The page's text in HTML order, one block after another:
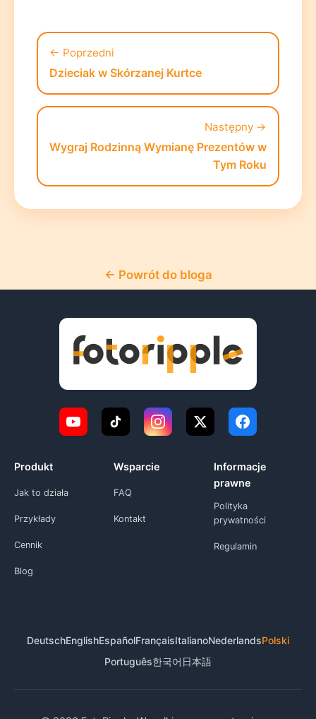
← Poprzedni
Dzieciak w Skórzanej Kurtce
Następny →
Wygraj Rodzinną Wymianę Prezentów w
Tym Roku
← Powrót do bloga
Produkt
Jak to działa
Przykłady
Cennik
Blog
Wsparcie
FAQ
Kontakt
Informacje
prawne
Polityka
prywatności
Regulamin
DeutschEnglishEspañolFrançaisItalianoNederlandsPolski
Português한국어 日本語